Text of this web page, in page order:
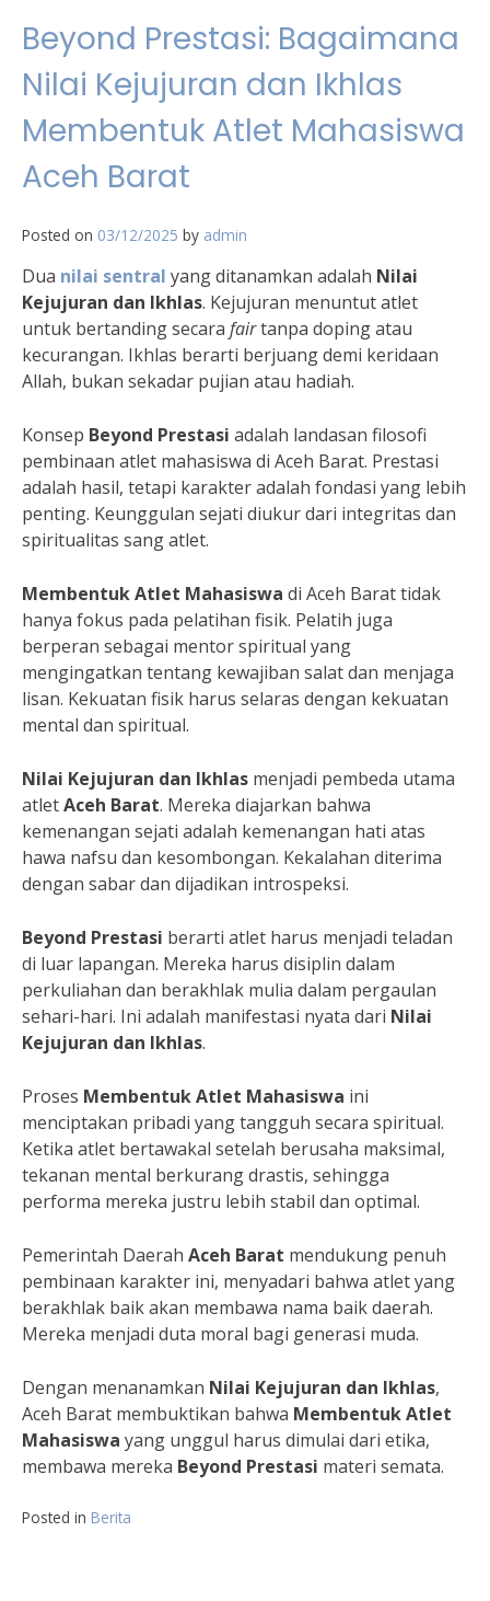
Beyond Prestasi: Bagaimana
Nilai Kejujuran dan Ikhlas
Membentuk Atlet Mahasiswa
Aceh Barat
Posted on 03/12/2025 by admin
Dua nilai sentral yang ditanamkan adalah Nilai
Kejujuran dan Ikhlas. Kejujuran menuntut atlet
untuk bertanding secara fairtanpa doping atau
kecurangan. Ikhlas berarti berjuang demi keridaan
Allah, bukan sekadar pujian atau hadiah.
Konsep Beyond Prestasi adalah landasan filosofi
pembinaan atlet mahasiswa di Aceh Barat. Prestasi
adalah hasil, tetapi karakter adalah fondasi yang lebih
penting. Keunggulan sejati diukur dari integritas dan
spiritualitas sang atlet.
Membentuk Atlet Mahasiswa di Aceh Barat tidak
hanya fokus pada pelatihan fisik. Pelatih juga
berperan sebagai mentor spiritual yang
mengingatkan tentang kewajiban salat dan menjaga
lisan. Kekuatan fisik harus selaras dengan kekuatan
mental dan spiritual.
Nilai Kejujuran dan Ikhlas menjadi pembeda utama
atletAceh Barat. Mereka diajarkan bahwa
kemenangan sejati adalah kemenangan hati atas
hawa nafsu dan kesombongan. Kekalahan diterima
dengan sabar dan dijadikan introspeksi.
Beyond Prestasi berarti atlet harus menjadi teladan
di luar lapangan. Mereka harus disiplin dalam
perkuliahan dan berakhlak mulia dalam pergaulan
sehari-hari. Ini adalah manifestasi nyata dari Nilai
Kejujuran dan Ikhlas.
Proses Membentuk Atlet Mahasiswa ini
menciptakan pribadi yang tangguh secara spiritual.
Ketika atlet bertawakal setelah berusaha maksimal,
tekanan mental berkurang drastis, sehingga
performa mereka justru lebih stabil dan optimal.
Pemerintah Daerah Aceh Barat mendukung penuh
pembinaan karakter ini, menyadari bahwa atlet yang
berakhlak baik akan membawa nama baik daerah.
Mereka menjadi duta moral bagi generasi muda.
Dengan menanamkan Nilai Kejujuran dan Ikhlas,
Aceh Barat membuktikan bahwa Membentuk Atlet
Mahasiswa yang unggul harus dimulai dari etika,
membawa mereka Beyond Prestasi materi semata.
Posted in Berita